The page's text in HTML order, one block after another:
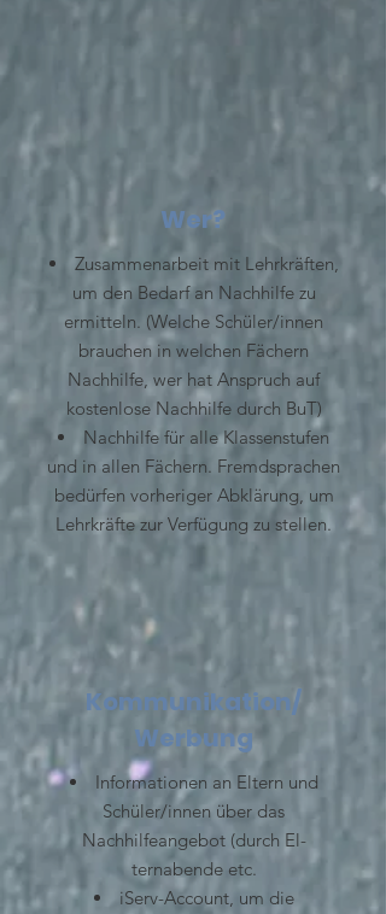
Wer?
Zusammenarbeit mit Lehrkräften,
um den Bedarf an Nachhilfe zu
ermitteln. (Welche Schüler/innen
brauchen in welchen Fächern
Nachhilfe, wer hat Anspruch auf
kostenlose Nachhilfe durch BuT)
Nachhilfe für alle Klassenstufen
und in allen Fächern. Fremdsprachen
bedürfen vorheriger Abklärung, um
Lehrkräfte zur Verfügung zu stellen.
Kommunikation/
Werbung
Informationen an Eltern und
Schüler/innen über das
Nachhilfeangebot (durch El-
ternabende etc.
iServ-Account, um die